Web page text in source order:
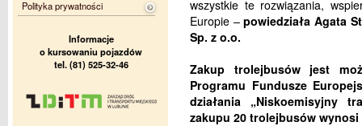
wszystkie te rozwiązania,
Europie –powiedziała Agata
Sp. z o.o.
Zakup trolejbusów jest
Programu Fundusze
działania „Niskoemisyjny
zakupu 20 trolejbusów wynosi
Polityka prywatności
Informacje
o kursowaniu pojazdów
tel. (81) 525-32-46